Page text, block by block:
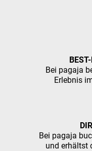
Bei pagaja
Erlebnis
Bei pagaja
und erhältst